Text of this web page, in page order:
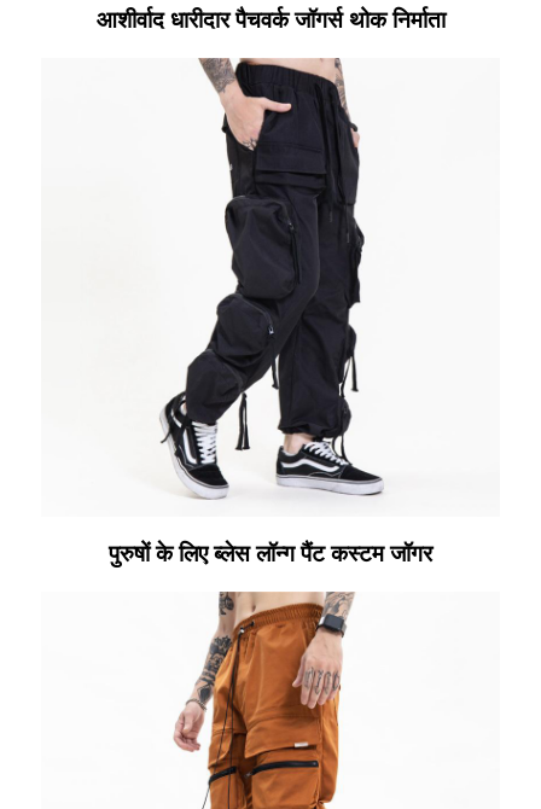
आशीर्वाद धारीदार पैचवर्क जॉगर्स थोक निर्माता
पुरुषों के लिए ब्लेस लॉन्ग पैंट कस्टम जॉगर